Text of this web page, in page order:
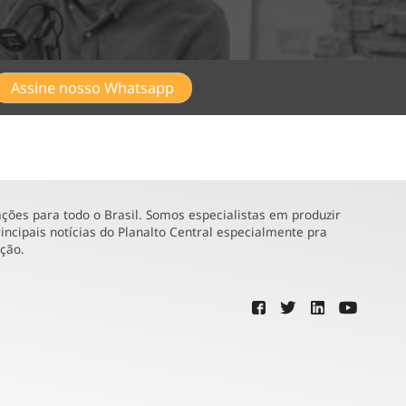
Assine nosso Whatsapp
para todo o Brasil. Somos especialistas em produzir
notícias do Planalto Central especialmente pra